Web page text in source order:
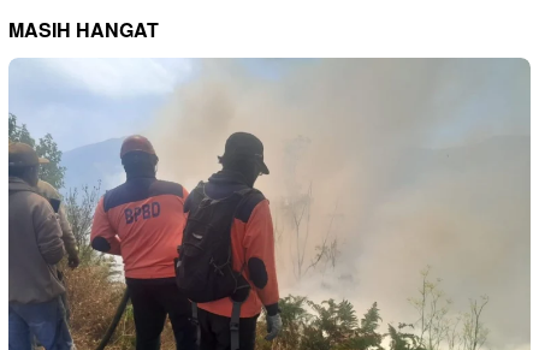
MASIH HANGAT